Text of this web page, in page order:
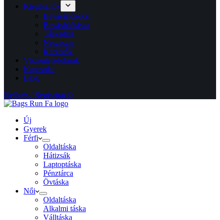
Kiegészítők
Bevásárlókocsi
Bevásárlótáska
Táskadísz
Neszeszer
Karkötők
Viszonteladóknak
Kapcsolat
Blog
Belépés / Regisztráció
Új
Gyerek
Férfi
Oldaltáska
Hátizsák
Laptoptáska
Pénztárca
Övtáska
Női
Oldaltáska
Alkalmi táska
Válltáska